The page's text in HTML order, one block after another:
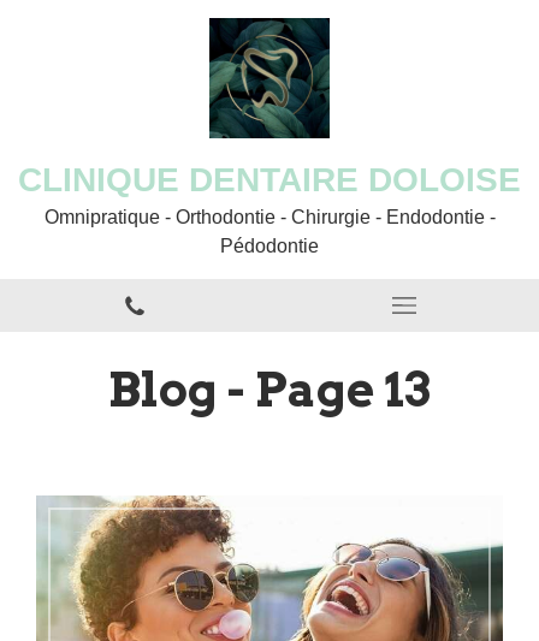
CLINIQUE DENTAIRE DOLOISE
Omnipratique - Orthodontie - Chirurgie - Endodontie -
Pédodontie
Blog - Page 13